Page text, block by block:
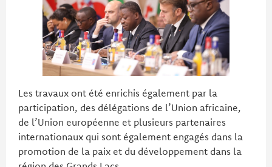
Les travaux ont été enrichis également par la
participation, des délégations de l’Union africaine,
de l’Union européenne et plusieurs partenaires
internationaux qui sont également engagés dans la
promotion de la paix et du développement dans la